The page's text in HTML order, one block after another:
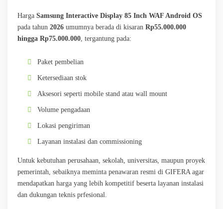
Harga Samsung Interactive Display 85 Inch WAF Android OS
pada tahun 2026 umumnya berada di kisaran Rp55.000.000
hingga Rp75.000.000 , tergantung pada:
Paket pembelian
Ketersediaan stok
Aksesori seperti mobile stand atau wall mount
Volume pengadaan
Lokasi pengiriman
Layanan instalasi dan commissioning
Untuk kebutuhan perusahaan, sekolah, universitas, maupun proyek
pemerintah, sebaiknya meminta penawaran resmi di GIFERA agar
mendapatkan harga yang lebih kompetitif beserta layanan instalasi
dan dukungan teknis prfesional.